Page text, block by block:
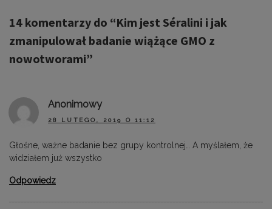
14 komentarzy do “Kim jest Séralini i jak
zmanipulował badanie wiążące GMO z
nowotworami”
Anonimowy
28 LUTEGO, 2019 O 11:12
Głośne, ważne badanie bez grupy kontrolnej… A myślałem, że
widziałem już wszystko
Odpowiedz